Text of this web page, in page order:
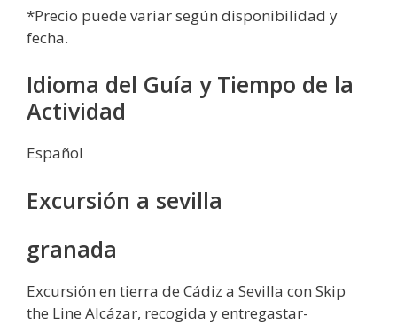
*Precio puede variar según disponibilidad y
fecha.
Idioma del Guía y Tiempo de la
Actividad
Español
Excursión a sevilla
granada
Excursión en tierra de Cádiz a Sevilla con Skip
the Line Alcázar, recogida y entregastar-